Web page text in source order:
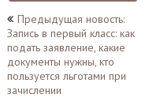
Навигация
по
записям
Предыдущая новость:
Запись в первый класс: как
подать заявление, какие
документы нужны, кто
пользуется льготами при
зачислении